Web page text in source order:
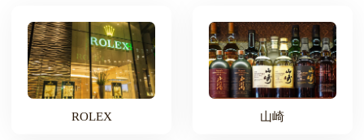
ROLEX 山崎